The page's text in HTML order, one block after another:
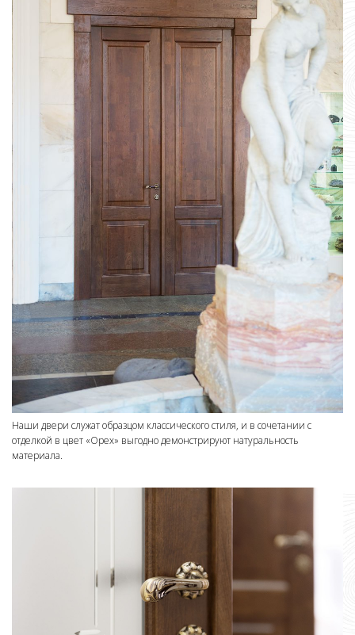
Наши двери служат образцом классического стиля, и в сочетании с
отделкой в цвет «Орех» выгодно демонстрируют натуральность
материала.